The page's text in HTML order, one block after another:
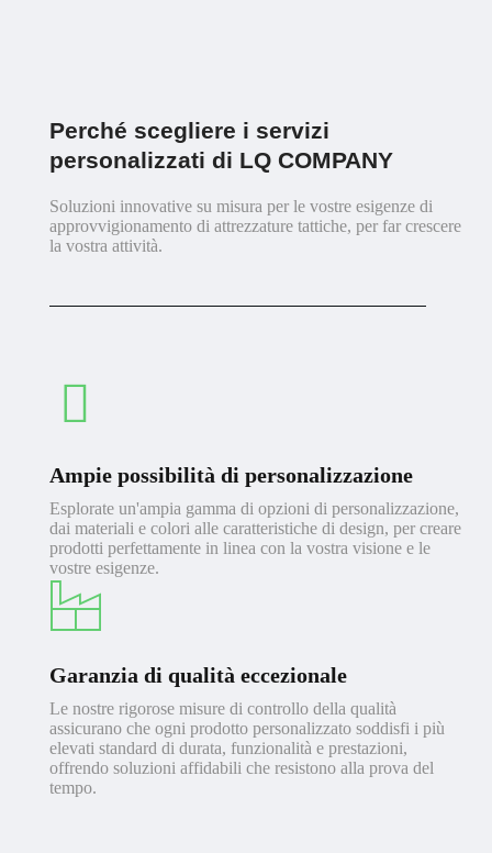
Perché scegliere i servizi
personalizzati di LQ COMPANY
Soluzioni innovative su misura per le vostre esigenze di
approvvigionamento di attrezzature tattiche, per far crescere
la vostra attività.
Ampie possibilità di personalizzazione
Esplorate un'ampia gamma di opzioni di personalizzazione,
dai materiali e colori alle caratteristiche di design, per creare
prodotti perfettamente in linea con la vostra visione e le
vostre esigenze.
Garanzia di qualità eccezionale
Le nostre rigorose misure di controllo della qualità
assicurano che ogni prodotto personalizzato soddisfi i più
elevati standard di durata, funzionalità e prestazioni,
offrendo soluzioni affidabili che resistono alla prova del
tempo.